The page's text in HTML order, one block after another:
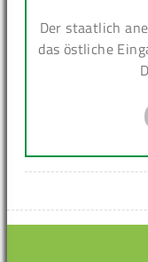
Der staatlich
das östliche